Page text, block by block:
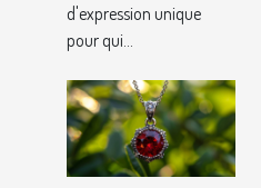
d'expression unique
pour qui...